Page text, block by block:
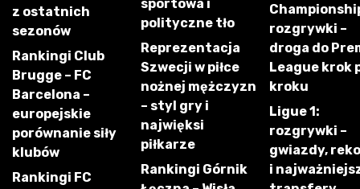
z ostatnich
sezonów
Rankingi Club
Brugge – FC
Barcelona –
europejskie
porównanie siły
klubów
Rankingi FC
sportowa i
polityczne tło
Reprezentacja
Szwecji w piłce
nożnej mężczyzn
– styl gry i
najwięksi
piłkarze
Rankingi Górnik
rozgrywki –
droga do
League krok
kroku
Ligue 1:
rozgrywki –
gwiazdy,
i